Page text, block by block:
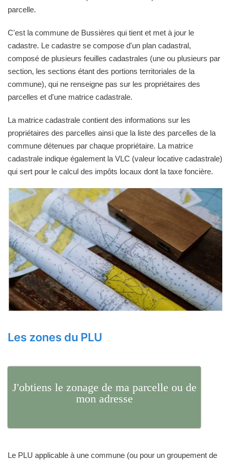
parcelle.
C'est la commune de Bussières qui tient et met à jour le
cadastre. Le cadastre se compose d'un plan cadastral,
composé de plusieurs feuilles cadastrales (une ou plusieurs par
section, les sections étant des portions territoriales de la
commune), qui ne renseigne pas sur les propriétaires des
parcelles et d'une matrice cadastrale.
La matrice cadastrale contient des informations sur les
propriétaires des parcelles ainsi que la liste des parcelles de la
commune détenues par chaque propriétaire. La matrice
cadastrale indique également la VLC (valeur locative cadastrale)
qui sert pour le calcul des impôts locaux dont la taxe foncière.
Les zones du PLU
J'obtiens le zonage de ma parcelle ou de
mon adresse
Le PLU applicable à une commune (ou pour un groupement de